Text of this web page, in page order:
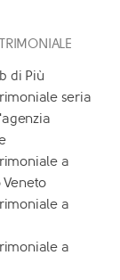
di Più
seria
a
a
a